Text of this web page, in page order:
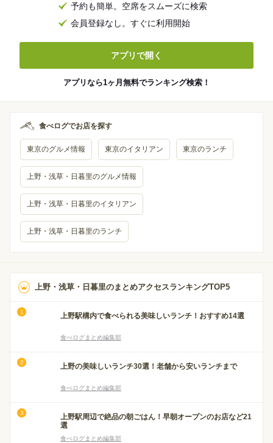
予約も簡単。空席をスムーズに検索
会員登録なし。すぐに利用開始
アプリで開く
アプリなら1ヶ月無料でランキング検索！
食べログでお店を探す
東京のグルメ情報 東京のイタリアン 東京のランチ
上野・浅草・日暮里のグルメ情報
上野・浅草・日暮里のイタリアン
上野・浅草・日暮里のランチ
上野・浅草・日暮里のまとめアクセスランキングTOP5
上野駅構内で食べられる美味しいランチ！おすすめ14選
食べログまとめ編集部
上野の美味しいランチ30選！老舗から安いランチまで
食べログまとめ編集部
上野駅周辺で絶品の朝ごはん！早朝オープンのお店など21
選
食べログまとめ編集部